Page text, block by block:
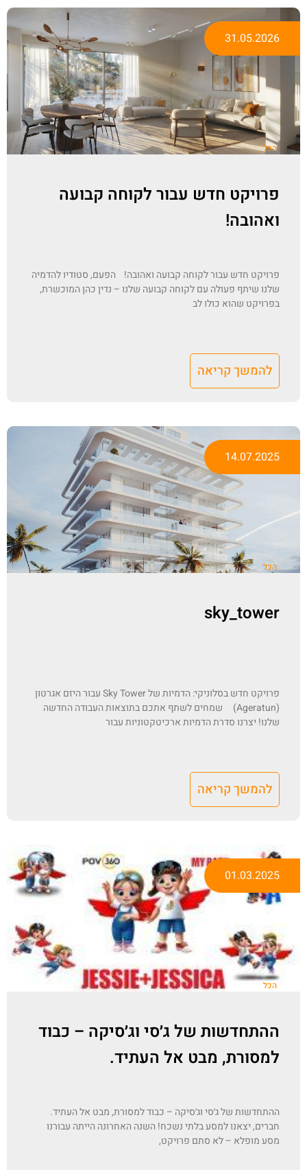
הכל
פרויקט חדש עבור לקוחה קבועה
ואהובה!
פרויקט חדש עבור לקוחה קבועה ואהובה! הפעם, סטודיו להדמיה
שלנו שיתף פעולה עם לקוחה קבועה שלנו – נדין כהן המוכשרת,
בפרויקט שהוא כולו לב
להמשך קריאה
31.05.2026
הכל
sky_tower
פרויקט חדש בסלוניקי: הדמיות של Sky Tower עבור היזם אגרטון
(Ageratun) שמחים לשתף אתכם בתוצאות העבודה החדשה
שלנו! יצרנו סדרת הדמיות ארכיטקטוניות עבור
להמשך קריאה
14.07.2025
הכל
ההתחדשות של ג׳סי וג׳סיקה – כבוד
למסורת, מבט אל העתיד.
ההתחדשות של ג׳סי וג׳סיקה – כבוד למסורת, מבט אל העתיד.
חברים, יצאנו למסע בלתי נשכח! השנה האחרונה הייתה עבורנו
מסע מופלא – לא סתם פרויקט,
01.03.2025